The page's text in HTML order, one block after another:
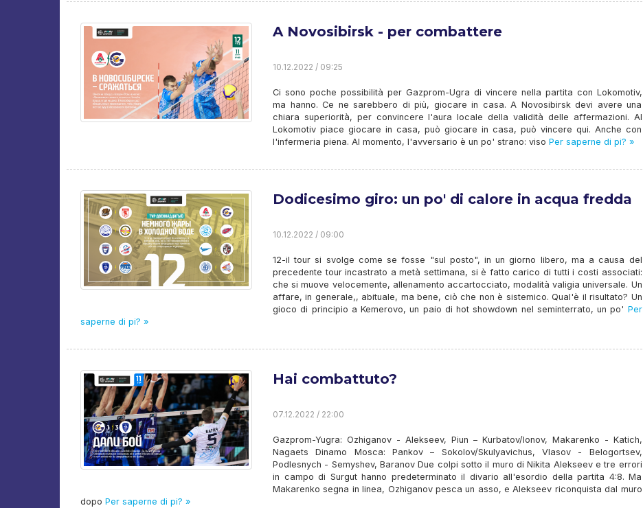
A Novosibirsk - per combattere
10.12.2022 / 09:25
Ci sono poche possibilità per Gazprom-Ugra di vincere nella partita con Lokomotiv,
ma hanno. Ce ne sarebbero di più, giocare in casa. A Novosibirsk devi avere una
chiara superiorità, per convincere l'aura locale della validità delle affermazioni. Al
Lokomotiv piace giocare in casa, può giocare in casa, può vincere qui. Anche con
l'infermeria piena. Al momento, l'avversario è un po' strano: viso Per saperne di pi? »
Dodicesimo giro: un po' di calore in acqua fredda
10.12.2022 / 09:00
12-il tour si svolge come se fosse "sul posto", in un giorno libero, ma a causa del
precedente tour incastrato a metà settimana, si è fatto carico di tutti i costi associati:
che si muove velocemente, allenamento accartocciato, modalità valigia universale. Un
affare, in generale,, abituale, ma bene, ciò che non è sistemico. Qual'è il risultato? Un
gioco di principio a Kemerovo, un paio di hot showdown nel seminterrato, un po' Per
saperne di pi? »
Hai combattuto?
07.12.2022 / 22:00
Gazprom-Yugra: Ozhiganov - Alekseev, Piun – Kurbatov/Ionov, Makarenko - Katich,
Nagaets Dinamo Mosca: Pankov – Sokolov/Skulyavichus, Vlasov - Belogortsev,
Podlesnych - Semyshev, Baranov Due colpi sotto il muro di Nikita Alekseev e tre errori
in campo di Surgut hanno predeterminato il divario all'esordio della partita 4:8. Ma
Makarenko segna in linea, Ozhiganov pesca un asso, e Alekseev riconquista dal muro
dopo Per saperne di pi? »